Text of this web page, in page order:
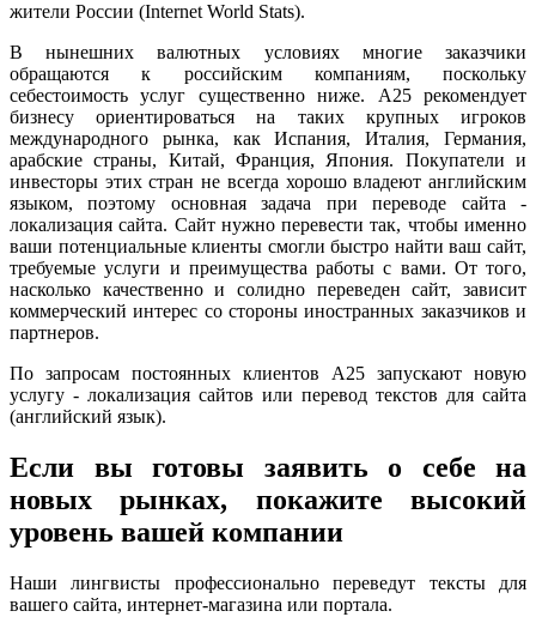
жители России (Internet World Stats).
В нынешних валютных условиях многие заказчики
обращаются к российским компаниям, поскольку
себестоимость услуг существенно ниже. А25 рекомендует
бизнесу ориентироваться на таких крупных игроков
международного рынка, как Испания, Италия, Германия,
арабские страны, Китай, Франция, Япония. Покупатели и
инвесторы этих стран не всегда хорошо владеют английским
языком, поэтому основная задача при переводе сайта -
локализация сайта. Сайт нужно перевести так, чтобы именно
ваши потенциальные клиенты смогли быстро найти ваш сайт,
требуемые услуги и преимущества работы с вами. От того,
насколько качественно и солидно переведен сайт, зависит
коммерческий интерес со стороны иностранных заказчиков и
партнеров.
По запросам постоянных клиентов А25 запускают новую
услугу - локализация сайтов или перевод текстов для сайта
(английский язык).
Если вы готовы заявить о себе на
новых рынках, покажите высокий
уровень вашей компании
Наши лингвисты профессионально переведут тексты для
вашего сайта, интернет-магазина или портала.